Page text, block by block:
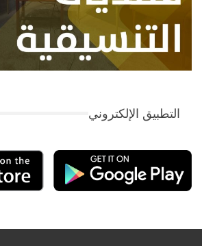
التطبيق الإلكتروني